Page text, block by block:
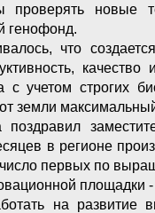
проверять новые
генофонд.
что
с учетом строгих
земли
поздравил
в регионе
число первых по
площадки
на развитие